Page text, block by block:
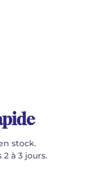
stock.
à 3 jours.